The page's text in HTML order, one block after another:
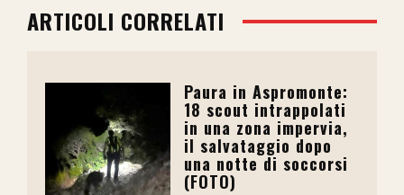
ARTICOLI CORRELATI
Paura in Aspromonte:
18 scout intrappolati
in una zona impervia,
il salvataggio dopo
una notte di soccorsi
(FOTO)